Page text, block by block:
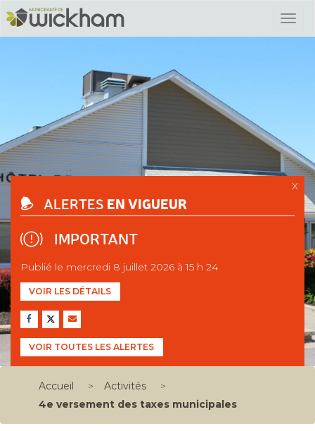
X
ALERTES EN VIGUEUR
IMPORTANT
Publié le mercredi 8 juillet 2026 à 15 h 24
VOIR LES DÉTAILS
VOIR TOUTES LES ALERTES
Accueil > Activités
>
4e versement des taxes municipales